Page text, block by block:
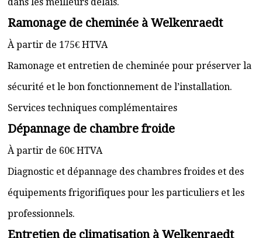
Ramonage de cheminée à Welkenraedt
À partir de 175€ HTVA
Ramonage et entretien de cheminée pour préserver la
sécurité et le bon fonctionnement de l’installation.
Services techniques complémentaires
Dépannage de chambre froide
À partir de 60€ HTVA
Diagnostic et dépannage des chambres froides et des
équipements frigorifiques pour les particuliers et les
professionnels.
Entretien de climatisation à Welkenraedt